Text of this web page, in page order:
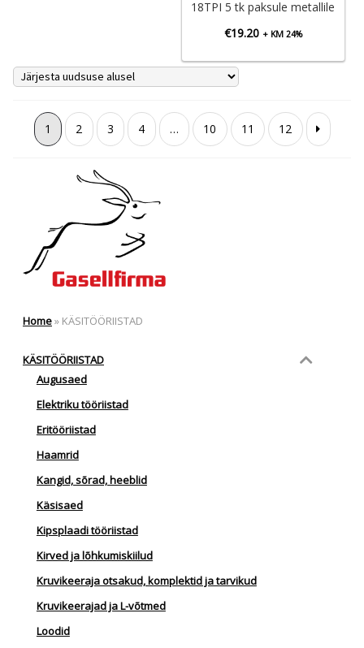
18TPI 5 tk paksule metallile
€19.20 + KM 24%
1 2 3 4 … 10 11 12
Home» KÄSITÖÖRIISTAD
KÄSITÖÖRIISTAD
Augusaed
Elektriku tööriistad
Eritööriistad
Haamrid
Kangid, sõrad, heeblid
Käsisaed
Kipsplaadi tööriistad
Kirved ja lõhkumiskiilud
Kruvikeeraja otsakud, komplektid ja tarvikud
Kruvikeerajad ja L-võtmed
Loodid